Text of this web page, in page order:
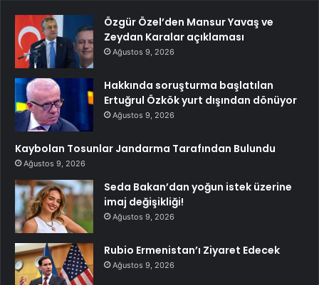
Özgür Özel’den Mansur Yavaş ve
Zeydan Karalar açıklaması
Ağustos 9, 2026
Hakkında soruşturma başlatılan
Ertuğrul Özkök yurt dışından dönüyor
Ağustos 9, 2026
Kaybolan Tosunlar Jandarma Tarafından Bulundu
Ağustos 9, 2026
Seda Bakan’dan yoğun istek üzerine
imaj değişikliği!
Ağustos 9, 2026
Rubio Ermenistan’ı Ziyaret Edecek
Ağustos 9, 2026